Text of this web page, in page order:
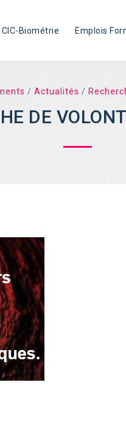
CIC-Biométrie Emplois
/ Actualités /
DE